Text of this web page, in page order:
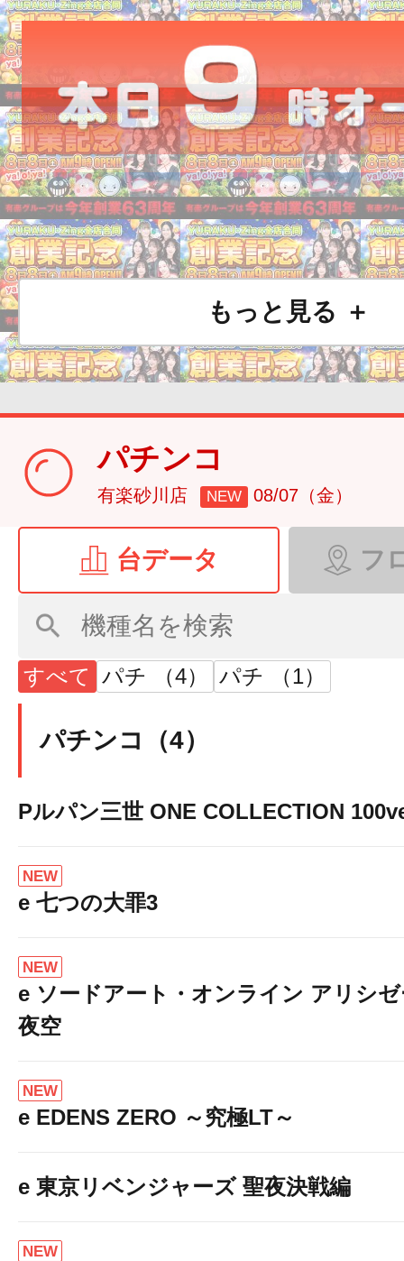
もっと見る ＋
パチンコ
有楽砂川店 NEW 08/07（金）
台データ フ
すべて パチ （4） パチ （1）
パチンコ（4）
Pルパン三世 ONE COLLECTION
NEW
e 七つの大罪3
NEW
e ソードアート・オンライン アリシ
夜空
NEW
e EDENS ZERO ～究極LT～
e 東京リベンジャーズ 聖夜決戦編
NEW